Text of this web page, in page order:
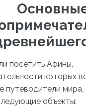
посетить Афины,
которых
путеводители
объекты: